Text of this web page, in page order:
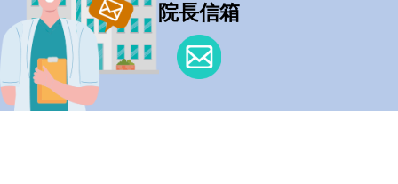
院長信箱